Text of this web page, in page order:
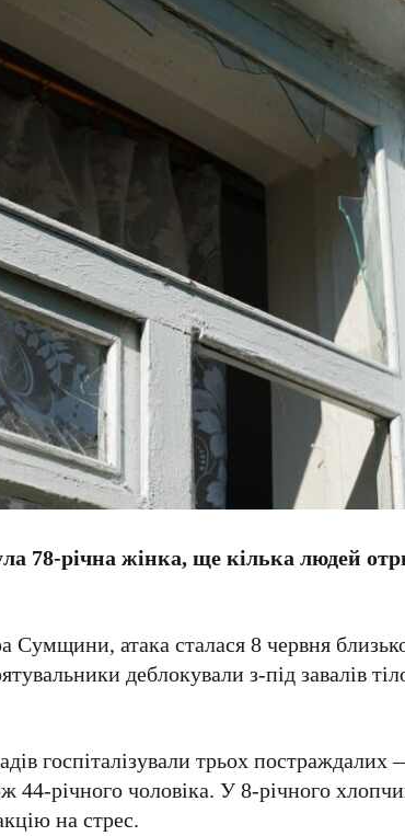
78-річна жінка, ще кілька людей
Сумщини, атака сталася 8 червня
деблокували з-під завалів
госпіталізували трьох
44-річного чоловіка. У 8-річного
на стрес.